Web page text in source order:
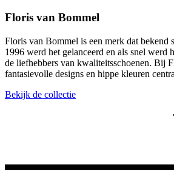
Floris van Bommel
Floris van Bommel is een merk dat bekend
1996 werd het gelanceerd en als snel werd
de liefhebbers van kwaliteitsschoenen. Bij
fantasievolle designs en hippe kleuren
Bekijk de collectie